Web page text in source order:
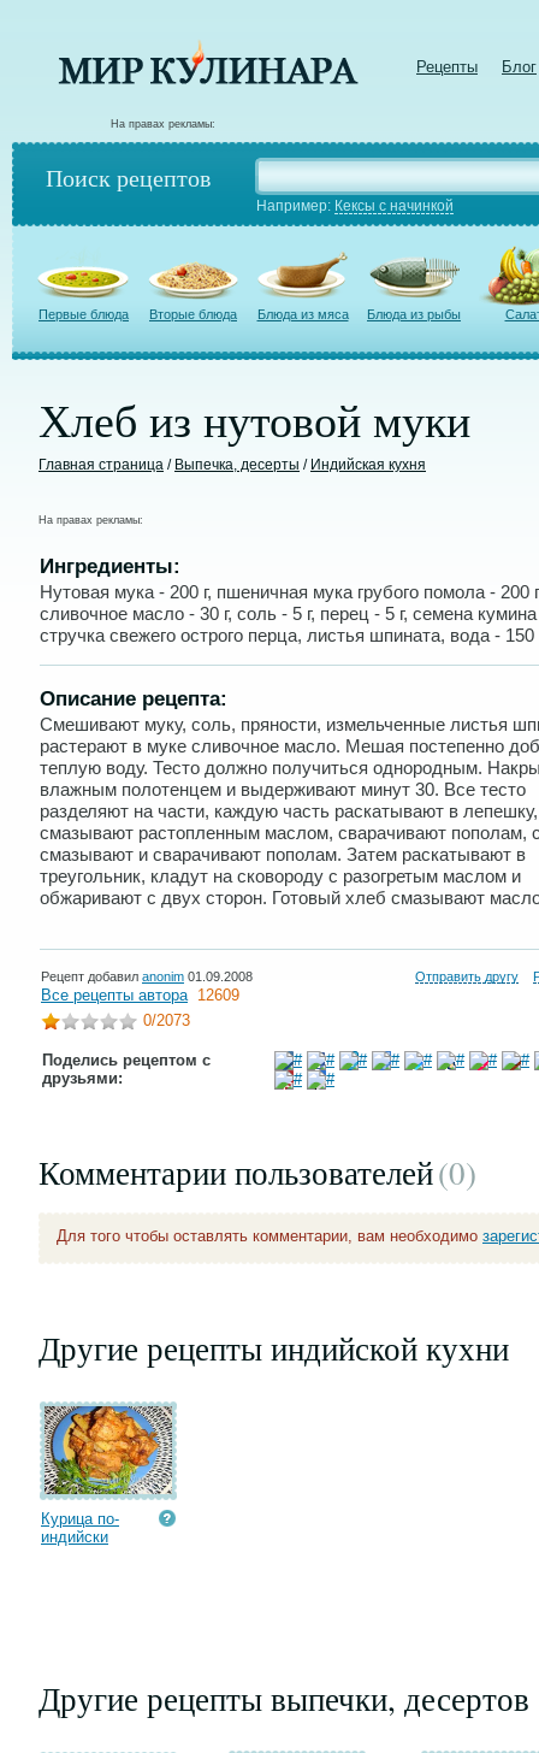
Рецепты Блог
На правах рекламы:
Поиск рецептов
Например: Кексы с начинкой
Первые блюда Вторые блюда Блюда из мяса Блюда из рыбы
Хлеб из нутовой муки
Главная страница / Выпечка, десерты / Индийская кухня
На правах рекламы:
Ингредиенты:
Нутовая мука - 200 г, пшеничная мука грубого помола - 200
сливочное масло - 30 г, соль - 5 г, перец - 5 г, семена кумина
стручка свежего острого перца, листья шпината, вода - 150
Описание рецепта:
Смешивают муку, соль, пряности, измельченные листья
растерают в муке сливочное масло. Мешая постепенно
теплую воду. Тесто должно получиться однородным.
влажным полотенцем и выдерживают минут 30. Все тесто
разделяют на части, каждую часть раскатывают в лепешку,
смазывают растопленным маслом, сварачивают пополам,
смазывают и сварачивают пополам. Затем раскатывают в
треугольник, кладут на сковороду с разогретым маслом и
обжаривают с двух сторон. Готовый хлеб смазывают
Рецепт добавил anonim 01.09.2008 Отправить другу
Все рецепты автора 12609
0/2073
Поделись рецептом с
друзьями:
Комментарии пользователей(0)
Для того чтобы оставлять комментарии, вам необходимо
Другие рецепты индийской кухни
Курица по-
индийски
Другие рецепты выпечки, десертов